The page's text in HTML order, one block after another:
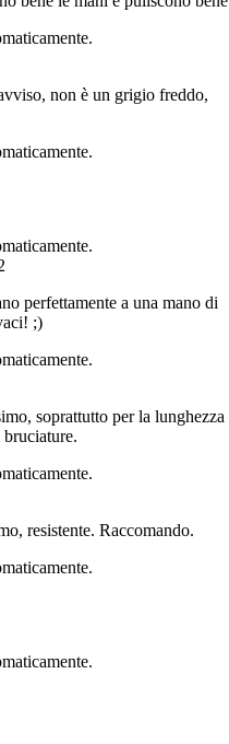
non è un grigio freddo,
perfettamente a una mano di
;)
soprattutto per la lunghezza
resistente. Raccomando.